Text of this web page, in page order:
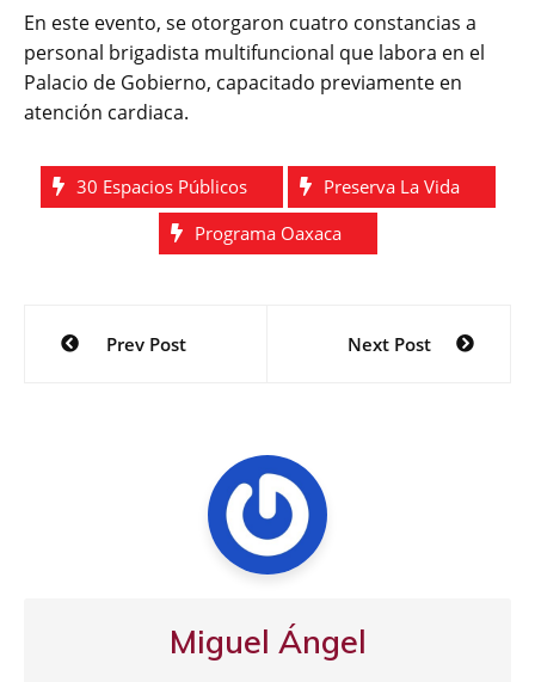
En este evento, se otorgaron cuatro constancias a
personal brigadista multifuncional que labora en el
Palacio de Gobierno, capacitado previamente en
atención cardiaca.
30 Espacios Públicos
Preserva La Vida
Programa Oaxaca
Navegación
Prev Post Next Post
Miguel Ángel